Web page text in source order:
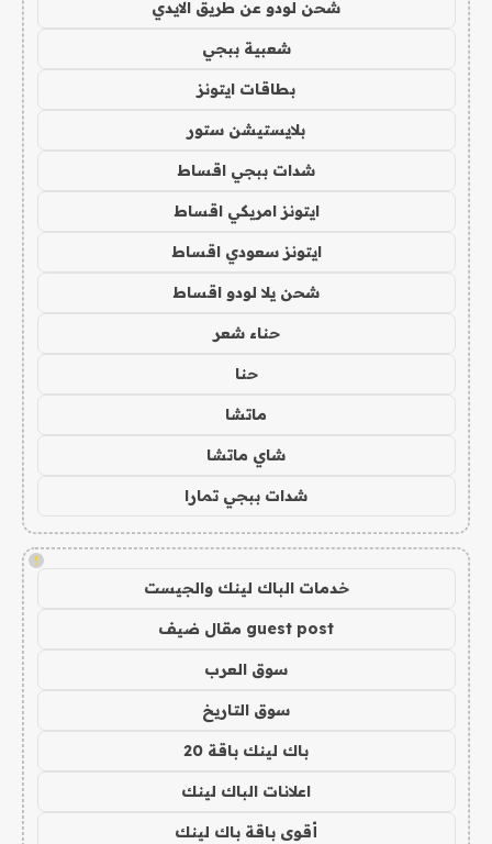
شحن لودو عن طريق الايدي
شعبية ببجي
بطاقات ايتونز
بلايستيشن ستور
شدات ببجي اقساط
ايتونز امريكي اقساط
ايتونز سعودي اقساط
شحن يلا لودو اقساط
حناء شعر
حنا
ماتشا
شاي ماتشا
شدات ببجي تمارا
!
خدمات الباك لينك والجيست
guest post مقال ضيف
سوق العرب
سوق التاريخ
باك لينك باقة 20
اعلانات الباك لينك
أقوى باقة باك لينك